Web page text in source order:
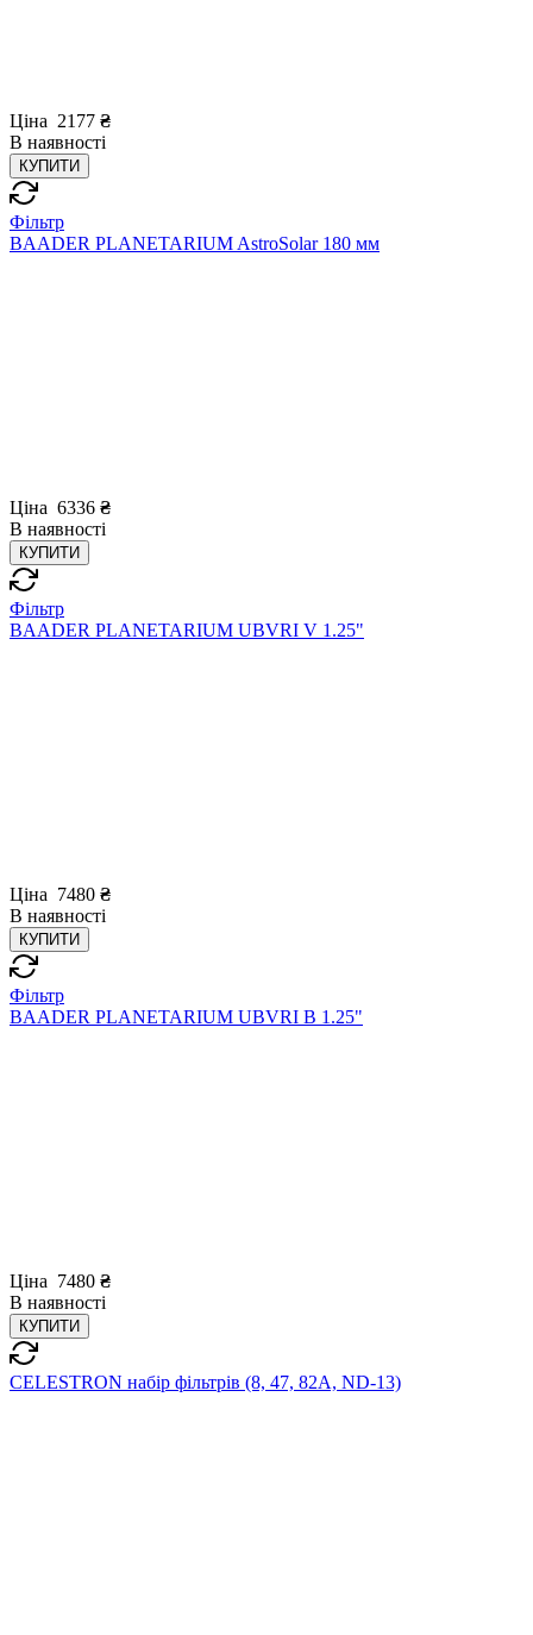
Ціна 2177 ₴
В наявності
КУПИТИ
Фільтр
BAADER PLANETARIUM AstroSolar 180 мм
Ціна 6336 ₴
В наявності
КУПИТИ
Фільтр
BAADER PLANETARIUM UBVRI V 1.25"
Ціна 7480 ₴
В наявності
КУПИТИ
Фільтр
BAADER PLANETARIUM UBVRI B 1.25"
Ціна 7480 ₴
В наявності
КУПИТИ
CELESTRON набір фільтрів (8, 47, 82A, ND-13)